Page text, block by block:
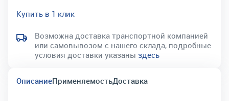
Купить в 1 клик
Возможна доставка транспортной компанией
или самовывозом с нашего склада, подробные
условия доставки указаны здесь
ОписаниеПрименяемостьДоставка